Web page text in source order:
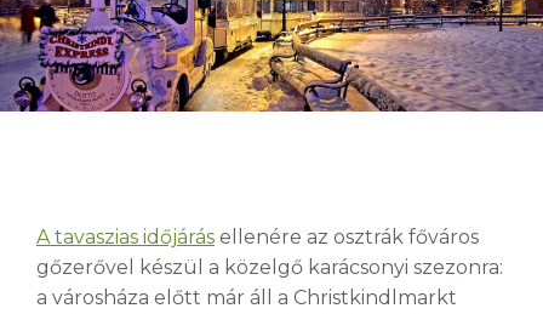
A tavaszias időjárás ellenére az osztrák főváros
gőzerővel készül a közelgő karácsonyi szezonra:
a városháza előtt már áll a Christkindlmarkt